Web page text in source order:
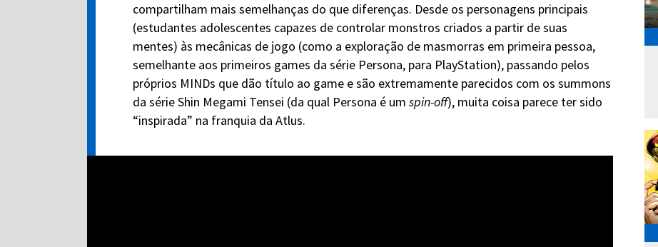
compartilham mais semelhanças do que diferenças. Desde os personagens principais
(estudantes adolescentes capazes de controlar monstros criados a partir de suas
mentes) às mecânicas de jogo (como a exploração de masmorras em primeira pessoa,
semelhante aos primeiros games da série Persona, para PlayStation), passando pelos
próprios MINDs que dão título ao game e são extremamente parecidos com os summons
da série Shin Megami Tensei (da qual Persona é um spin-off), muita coisa parece ter sido
“inspirada” na franquia da Atlus.